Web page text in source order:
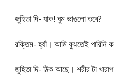
জুহিতা দি- যাক! ঘুম ভাঙলো তবে?
রক্তিম- হ্যাঁ। আমি বুঝতেই পারিনি
জুহিতা দি- ঠিক আছে। শরীর টা